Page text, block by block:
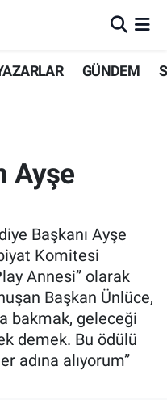
GÜNDEM
Ayşe
Başkanı Ayşe
Komitesi
Annesi” olarak
Başkan Ünlüce,
bakmak, geleceği
demek. Bu ödülü
adına alıyorum”
Haritası
Fikstür